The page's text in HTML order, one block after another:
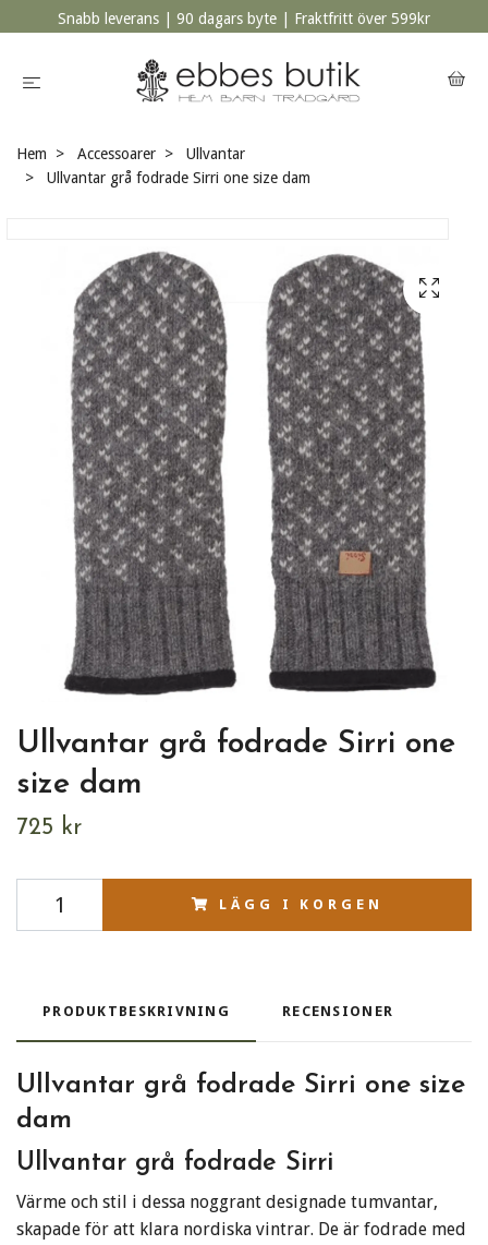
Snabb leverans | 90 dagars byte | Fraktfritt över 599kr
Hem Accessoarer
Ullvantar
Ullvantar grå fodrade Sirri one size dam
Ullvantar grå fodrade Sirri one
size dam
725 kr
LÄGG I KORGEN
PRODUKTBESKRIVNING RECENSIONER
Ullvantar grå fodrade Sirri one size
dam
Ullvantar grå fodrade Sirri
Värme och stil i dessa noggrant designade tumvantar,
skapade för att klara nordiska vintrar. De är fodrade med